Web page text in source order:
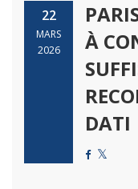
22
MARS
2026
À
DATI